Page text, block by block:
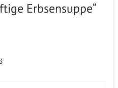
Erbsensuppe“